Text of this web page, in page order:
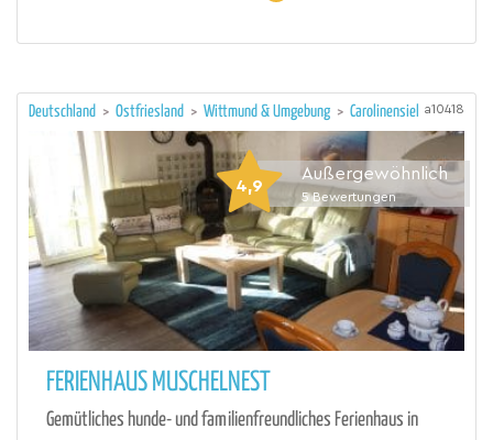
Deutschland > Ostfriesland > Wittmund & Umgebung > Carolinensiel a10418
4,9
Außergewöhnlich
5 Bewertungen
FERIENHAUS MUSCHELNEST
Gemütliches hunde- und familienfreundliches Ferienhaus in